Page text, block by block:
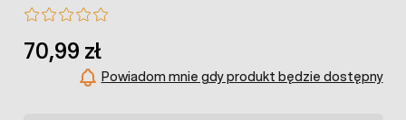
70,99 zł
Powiadom mnie gdy produkt będzie dostępny